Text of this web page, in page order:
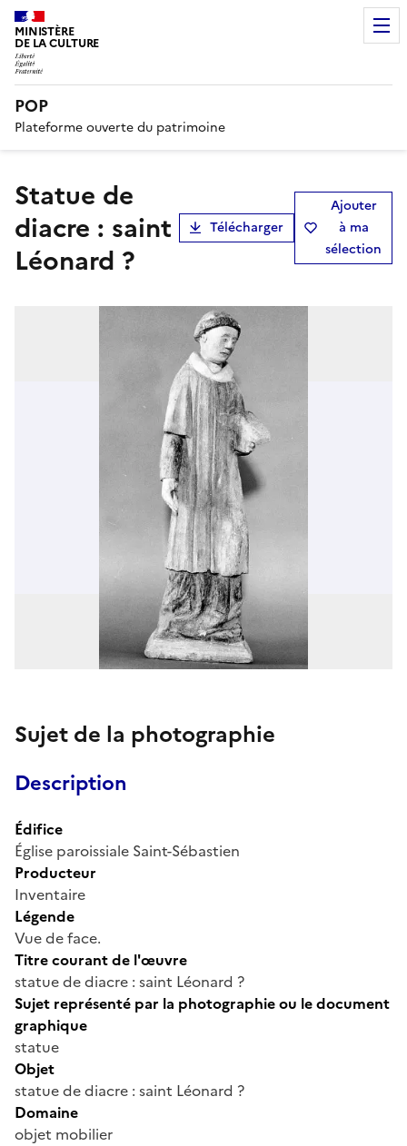
MINISTÈRE
DE LA CULTURE
POP
Plateforme ouverte du patrimoine
statue de
diacre : saint
Léonard ?
Télécharger
Ajouter
à ma
sélection
Sujet de la photographie
Description
Édifice
Église paroissiale Saint-Sébastien
Producteur
Inventaire
Légende
Vue de face.
Titre courant de l'œuvre
statue de diacre : saint Léonard ?
Sujet représenté par la photographie ou le document
graphique
statue
Objet
statue de diacre : saint Léonard ?
Domaine
objet mobilier